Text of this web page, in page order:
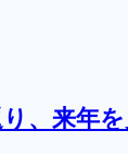
、来年